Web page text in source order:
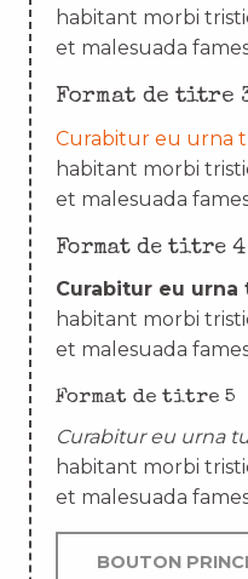
habitant morbi
et malesuada
Format de titre
Curabitur eu urna
habitant morbi
et malesuada
Format de titre 4
Curabitur eu urna
habitant morbi
et malesuada
Format de titre 5
Curabitur eu urna
habitant morbi
et malesuada
BOUTON